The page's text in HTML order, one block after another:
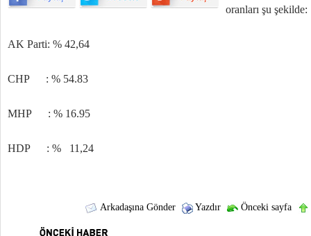
oranları şu şekilde:
AK Parti: % 42,64
CHP : % 54.83
MHP : % 16.95
HDP : % 11,24
Arkadaşına Gönder Yazdır Önceki sayfa